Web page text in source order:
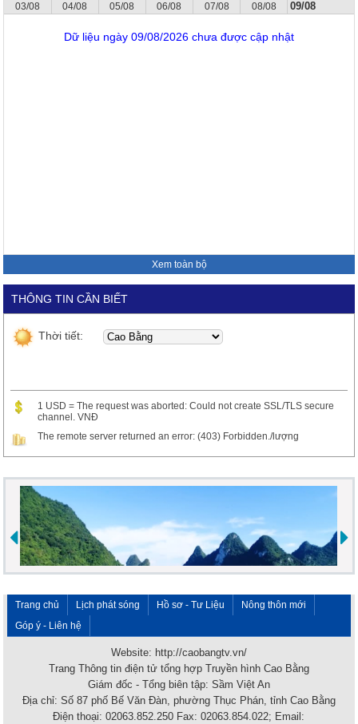
03/08
04/08
05/08
06/08
07/08
08/08
09/08
Dữ liệu ngày 09/08/2026 chưa được cập nhật
Xem toàn bộ
THÔNG TIN CẦN BIẾT
Thời tiết:
1 USD = The request was aborted: Could not create SSL/TLS secure
channel. VNĐ
The remote server returned an error: (403) Forbidden./lượng
Trang chủ Lịch phát sóng Hồ sơ - Tư Liệu
Nông thôn mới
Góp ý - Liên hệ
Website: http://caobangtv.vn/
Trang Thông tin điện tử tổng hợp Truyền hình Cao Bằng
Giám đốc - Tổng biên tập: Sầm Việt An
Địa chỉ: Số 87 phố Bế Văn Đàn, phường Thục Phán, tỉnh Cao Bằng
Điện thoại: 02063.852.250 Fax: 02063.854.022; Email: